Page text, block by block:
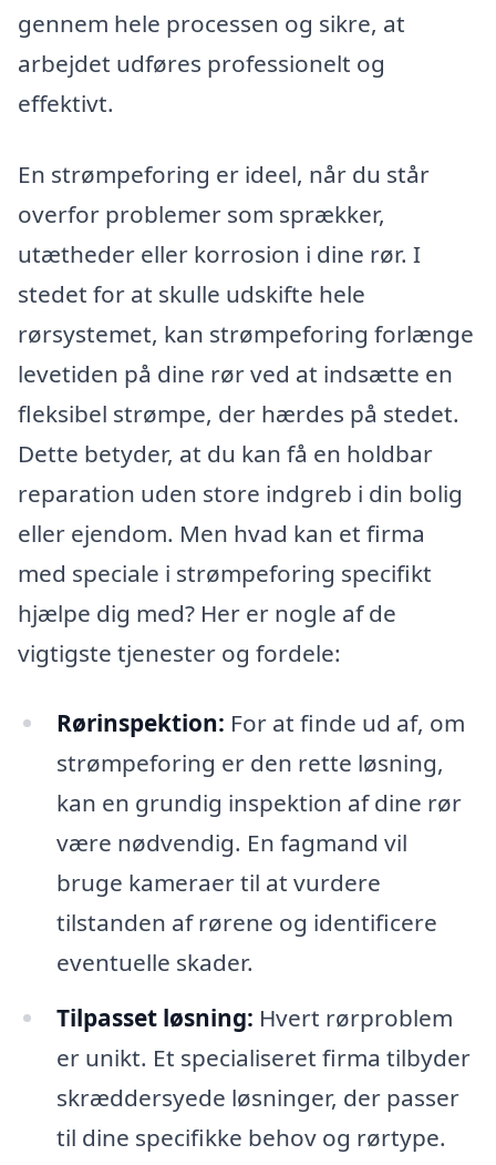
gennem hele processen og sikre, at
arbejdet udføres professionelt og
effektivt.
En strømpeforing er ideel, når du står
overfor problemer som sprækker,
utætheder eller korrosion i dine rør. I
stedet for at skulle udskifte hele
rørsystemet, kan strømpeforing forlænge
levetiden på dine rør ved at indsætte en
fleksibel strømpe, der hærdes på stedet.
Dette betyder, at du kan få en holdbar
reparation uden store indgreb i din bolig
eller ejendom. Men hvad kan et firma
med speciale i strømpeforing specifikt
hjælpe dig med? Her er nogle af de
vigtigste tjenester og fordele:
Rørinspektion: For at finde ud af, om
strømpeforing er den rette løsning,
kan en grundig inspektion af dine rør
være nødvendig. En fagmand vil
bruge kameraer til at vurdere
tilstanden af rørene og identificere
eventuelle skader.
Tilpasset løsning: Hvert rørproblem
er unikt. Et specialiseret firma tilbyder
skræddersyede løsninger, der passer
til dine specifikke behov og rørtype.